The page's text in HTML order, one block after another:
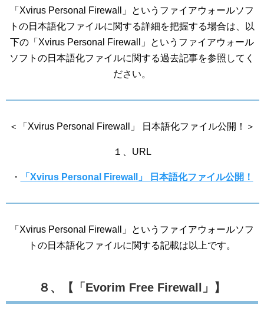
「Xvirus Personal Firewall」というファイアウォールソフ
トの日本語化ファイルに関する詳細を把握する場合は、以
下の「Xvirus Personal Firewall」というファイアウォール
ソフトの日本語化ファイルに関する過去記事を参照してく
ださい。
＜「Xvirus Personal Firewall」 日本語化ファイル公開！＞
１、URL
・ 「Xvirus Personal Firewall」 日本語化ファイル公開！
「Xvirus Personal Firewall」というファイアウォールソフ
トの日本語化ファイルに関する記載は以上です。
８、【「Evorim Free Firewall」】